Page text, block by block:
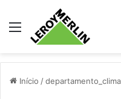
Menu
Início /